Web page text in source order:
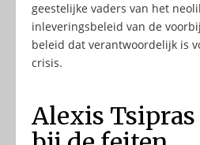
geestelijke vaders van het
inleveringsbeleid van de
beleid dat verantwoordelijk is
crisis.
Alexis